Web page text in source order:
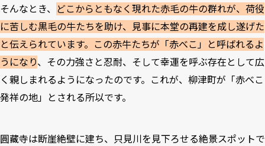
そんなとき、 どこからともなく現れた赤毛の牛の群れが、荷役
に苦しむ黒毛の牛たちを助け、見事に本堂の再建を成し遂げた
と伝えられています。この赤牛たちが「赤べこ」と呼ばれるよ
うになり、その力強さと忍耐、そして幸運を呼ぶ存在として広
く親しまれるようになったのです。これが、柳津町が「赤べこ
発祥の地」とされる所以です。
圓藏寺は断崖絶壁に建ち、只見川を見下ろせる絶景スポットで